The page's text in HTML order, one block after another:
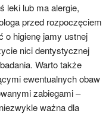
leki lub ma alergie,
przed rozpoczęciem
o higienę jamy ustnej
nici dentystycznej
Warto także
ewentualnych obaw
zabiegami –
ważna dla